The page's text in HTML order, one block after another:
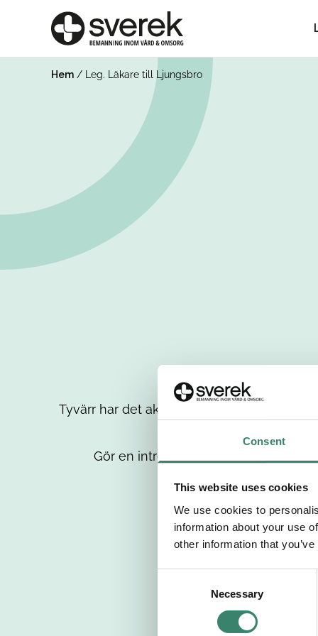
Consent
This website uses cookies
We use cookies to
information about your use
other information that
Necessary
Hem / Leg. Läkare till Ljungsbro
Tyvärr har det aktuella jobbet tagits bort
Gör en intresseanmälan så